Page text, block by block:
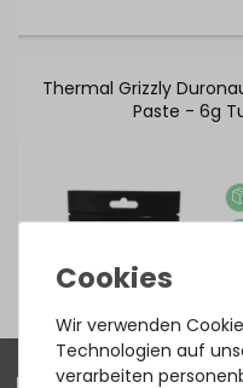
Thermal Grizzly
Paste - 6g
Mehr
Wir verwenden
Technologien auf
verarbeiten